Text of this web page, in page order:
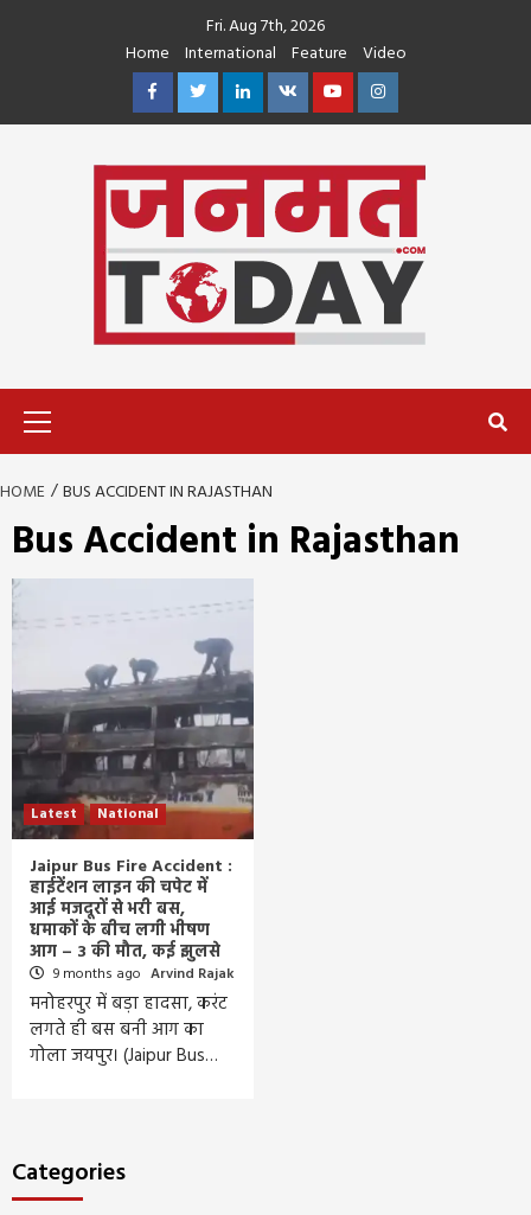
Fri. Aug 7th, 2026
Home
International Feature
Video
FacebookTwitterLinkedin
VK YoutubeInstagram
HOME BUS ACCIDENT IN RAJASTHAN
Bus Accident in Rajasthan
Latest National
Jaipur Bus Fire Accident :
हाईटेंशन लाइन की चपेट में
आई मजदूरों से भरी बस,
धमाकों के बीच लगी भीषण
आग – 3 की मौत, कई झुलसे
9 months ago Arvind Rajak
मनोहरपुर में बड़ा हादसा, करंट
लगते ही बस बनी आग का
गोला जयपुर। (Jaipur Bus…
Categories